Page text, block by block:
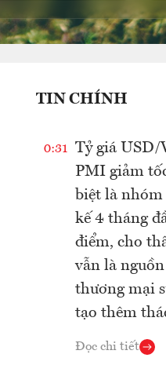
TIN CHÍNH
0:31
Tỷ giá USD/
PMI giảm
biệt là
kế 4 tháng
điểm, cho
vẫn là
thương mại
tạo thêm
Đọc chi tiết